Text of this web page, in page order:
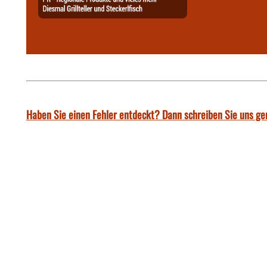
Haben Sie einen Fehler entdeckt? Dann schreiben Sie uns